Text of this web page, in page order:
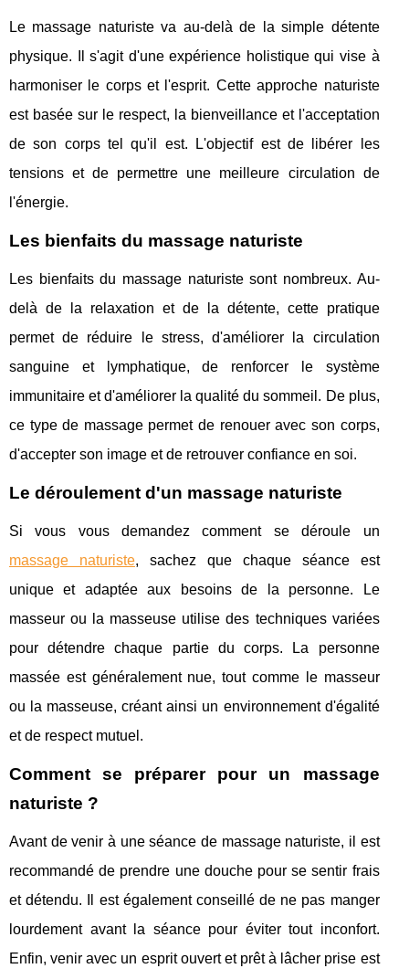
Le massage naturiste va au-delà de la simple détente
physique. Il s'agit d'une expérience holistique qui vise à
harmoniser le corps et l'esprit. Cette approche naturiste
est basée sur le respect, la bienveillance et l'acceptation
de son corps tel qu'il est. L'objectif est de libérer les
tensions et de permettre une meilleure circulation de
l'énergie.
Les bienfaits du massage naturiste
Les bienfaits du massage naturiste sont nombreux. Au-
delà de la relaxation et de la détente, cette pratique
permet de réduire le stress, d'améliorer la circulation
sanguine et lymphatique, de renforcer le système
immunitaire et d'améliorer la qualité du sommeil. De plus,
ce type de massage permet de renouer avec son corps,
d'accepter son image et de retrouver confiance en soi.
Le déroulement d'un massage naturiste
Si vous vous demandez comment se déroule un
massage naturiste, sachez que chaque séance est
unique et adaptée aux besoins de la personne. Le
masseur ou la masseuse utilise des techniques variées
pour détendre chaque partie du corps. La personne
massée est généralement nue, tout comme le masseur
ou la masseuse, créant ainsi un environnement d'égalité
et de respect mutuel.
Comment se préparer pour un massage
naturiste ?
Avant de venir à une séance de massage naturiste, il est
recommandé de prendre une douche pour se sentir frais
et détendu. Il est également conseillé de ne pas manger
lourdement avant la séance pour éviter tout inconfort.
Enfin, venir avec un esprit ouvert et prêt à lâcher prise est